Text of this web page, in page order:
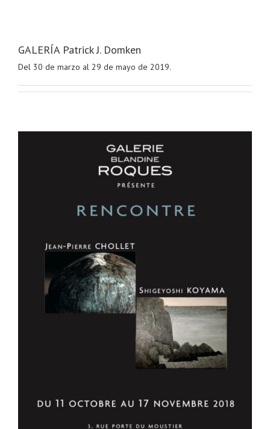
GALERÍA Patrick J. Domken
Del 30 de marzo al 29 de mayo de 2019.